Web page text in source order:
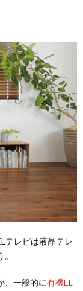
テレビは液晶テレ
、一般的に有機EL